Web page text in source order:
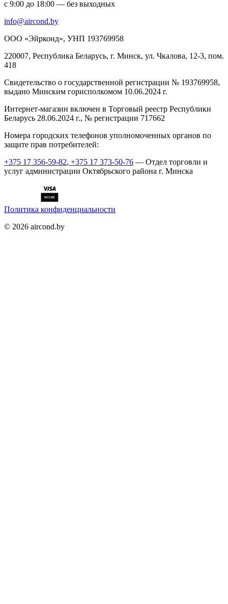
с 9:00 до 18:00 — без выходных
info@aircond.by
ООО «Эйрконд», УНП 193769958
220007, Республика Беларусь, г. Минск, ул. Чкалова, 12-3, пом.
418
Cвидетельство о государственной регистрации № 193769958,
выдано Минским горисполкомом 10.06.2024 г.
Интернет-магазин включен в Торговый реестр Республики
Беларусь 28.06.2024 г., № регистрации 717662
Номера городских телефонов уполномоченных органов по
защите прав потребителей:
+375 17 356-59-82, +375 17 373-50-76 — Отдел торговли и
услуг администрации Октябрьского района г. Минска
Политика конфиденциальности
© 2026 aircond.by